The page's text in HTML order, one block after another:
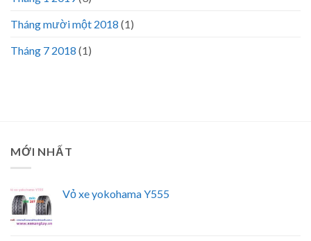
Tháng mười một 2018 (1)
Tháng 7 2018 (1)
MỚI NHẤT
Vỏ xe yokohama Y555